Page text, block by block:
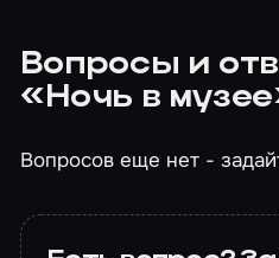
Вопросы и
«Ночь в
Вопросов еще нет -